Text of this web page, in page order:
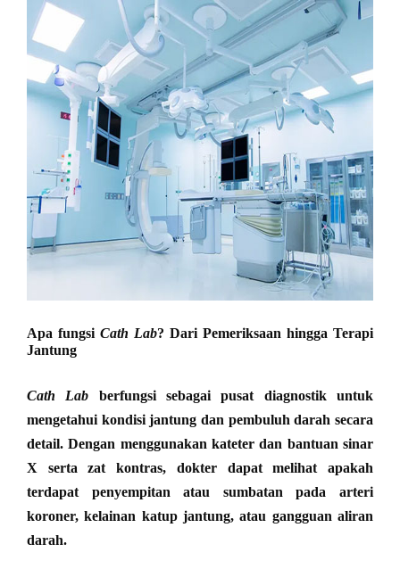
Apa fungsi Cath Lab? Dari Pemeriksaan hingga Terapi
Jantung
Cath Lab berfungsi sebagai pusat diagnostik untuk
mengetahui kondisi jantung dan pembuluh darah secara
detail. Dengan menggunakan kateter dan bantuan sinar
X serta zat kontras, dokter dapat melihat apakah
terdapat penyempitan atau sumbatan pada arteri
koroner, kelainan katup jantung, atau gangguan aliran
darah.